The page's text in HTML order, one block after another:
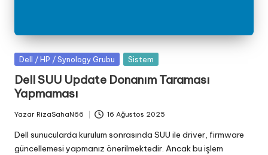
Posted
Dell / HP / Synology Grubu Sistem
Dell SUU Update Donanım Taraması
Yapmaması
by
Yazar RizaSahaN66 16 Ağustos 2025
Dell sunucularda kurulum sonrasında SUU ile driver, firmware
güncellemesi yapmanız önerilmektedir. Ancak bu işlem